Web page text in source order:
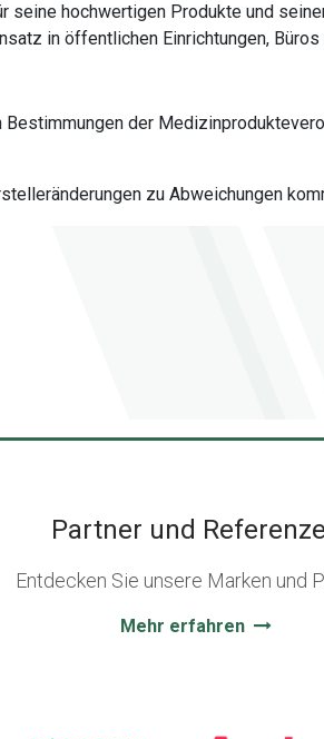
seine hochwertigen Produkte und
in öffentlichen Einrichtungen, Büros
der
zu Abweichungen
Partner und
Entdecken Sie unsere Marken und
Mehr erfahren